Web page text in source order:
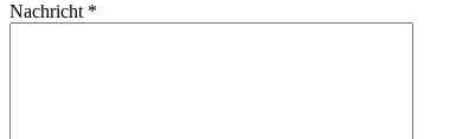
Nachricht *